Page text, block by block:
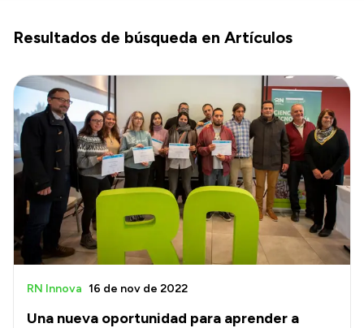
Autoridades
Referentes de prensa
Archivo de noticias
Transparencia
Presupuesto
Boletín Oficial
Compras y licitaciones
Consulta de expedientes
Resultados de búsqueda en Artículos
Una nueva oportunidad para aprender a
RN Innova 16 de nov de 2022